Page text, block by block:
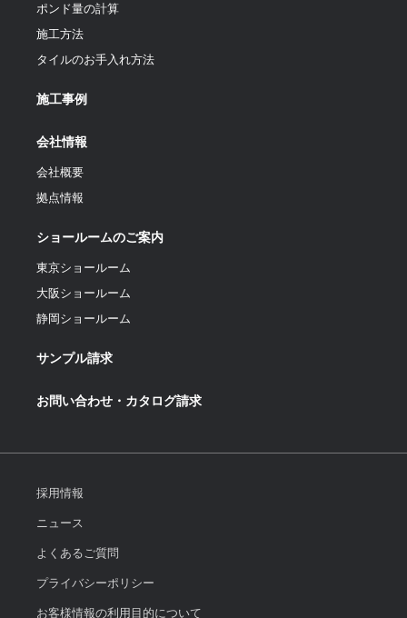
ポンド量の計算
施工方法
タイルのお手入れ方法
施工事例
会社情報
会社概要
拠点情報
ショールームのご案内
東京ショールーム
大阪ショールーム
静岡ショールーム
サンプル請求
お問い合わせ・カタログ請求
採用情報
ニュース
よくあるご質問
プライバシーポリシー
お客様情報の利用目的について